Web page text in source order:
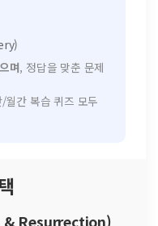
며, 정답을 맞춘 문제
월간 복습 퀴즈 모두
& Resurrection)